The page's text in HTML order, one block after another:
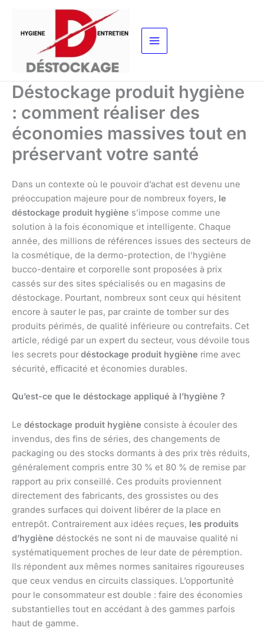
contenu
Déstockage produit hygiène
: comment réaliser des
économies massives tout en
préservant votre santé
Dans un contexte où le pouvoir d’achat est devenu une
préoccupation majeure pour de nombreux foyers, le
déstockage produit hygiène s’impose comme une
solution à la fois économique et intelligente. Chaque
année, des millions de références issues des secteurs de
la cosmétique, de la dermo-protection, de l’hygiène
bucco-dentaire et corporelle sont proposées à prix
cassés sur des sites spécialisés ou en magasins de
déstockage. Pourtant, nombreux sont ceux qui hésitent
encore à sauter le pas, par crainte de tomber sur des
produits périmés, de qualité inférieure ou contrefaits. Cet
article, rédigé par un expert du secteur, vous dévoile tous
les secrets pour déstockage produit hygiène rime avec
sécurité, efficacité et économies durables.
Qu’est-ce que le déstockage appliqué à l’hygiène ?
Le déstockage produit hygiène consiste à écouler des
invendus, des fins de séries, des changements de
packaging ou des stocks dormants à des prix très réduits,
généralement compris entre 30 % et 80 % de remise par
rapport au prix conseillé. Ces produits proviennent
directement des fabricants, des grossistes ou des
grandes surfaces qui doivent libérer de la place en
entrepôt. Contrairement aux idées reçues, les produits
d’hygiène déstockés ne sont ni de mauvaise qualité ni
systématiquement proches de leur date de péremption.
Ils répondent aux mêmes normes sanitaires rigoureuses
que ceux vendus en circuits classiques. L’opportunité
pour le consommateur est double : faire des économies
substantielles tout en accédant à des gammes parfois
haut de gamme.